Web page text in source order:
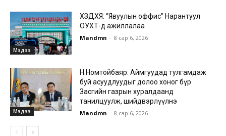
Мэдээ
ХЗДХЯ: “Явуулын оффис” Нарантуул
ОУХТ-д ажиллалаа
Mandmn - 8 сар 6, 2026
Мэдээ
Н.Номтойбаяр: Аймгуудад тулгамдаж
буй асуудлуудыг долоо хоног бүр
Засгийн газрын хуралдаанд
танилцуулж, шийдвэрлүүлнэ
Mandmn - 8 сар 6, 2026